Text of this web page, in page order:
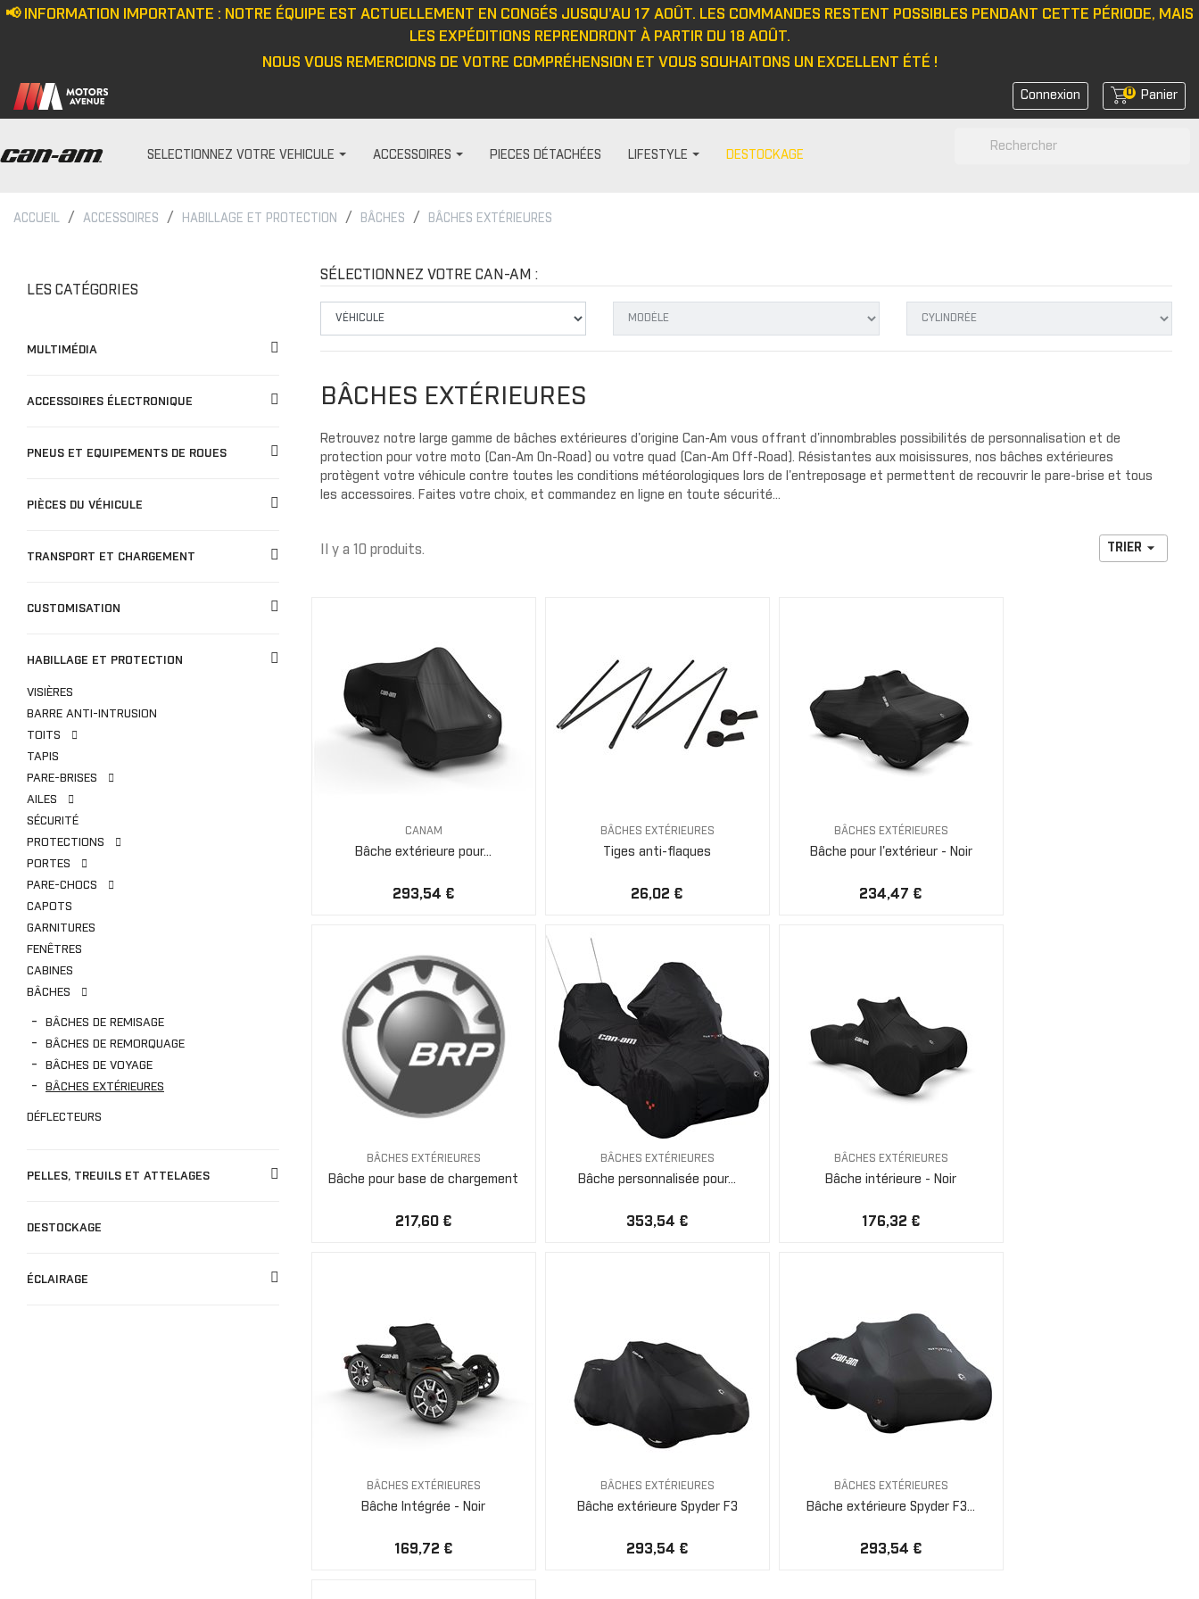
📢 INFORMATION IMPORTANTE : NOTRE ÉQUIPE EST ACTUELLEMENT EN CONGÉS JUSQU'AU 17 AOÛT. LES COMMANDES RESTENT POSSIBLES PENDANT CETTE PÉRIODE, MAIS
LES EXPÉDITIONS REPRENDRONT À PARTIR DU 18 AOÛT.
NOUS VOUS REMERCIONS DE VOTRE COMPRÉHENSION ET VOUS SOUHAITONS UN EXCELLENT ÉTÉ !
Connexion 0 Panier
SELECTIONNEZ VOTRE VEHICULE
COMMANDER
MAVERICK
OUTLANDER
TRAXTER
DS
ACCESSOIRES
Écran anti-vent
Demi pare-brise
Pare-brise
Bâches de remisage
Bâches de remorquage
Bâches de voyage
Doublure de toit
Toits Escamotable
Toits en Aluminium
Visières
Barre anti-intrusion
Fenêtres
AILES
Extension d'ailes
Ailes
Panneaux de portes
Portes sport
Protecteurs de feux
Protecteurs de bras
Plaques de protection
Exo protecteurs
Couvercle de cage
Pare-chocs arrière
HABILLAGE ET PROTECTION
PIECES DÉTACHÉES LIFESTYLE
Casquette/bonnet
Veste
Pantalon
Cagoule/tour de cou
Gants
Pantalon
Haut
Cagoule/tour de cou
Gants
Veste
Pantalon
cou
JUNIOR
Cagoule/tour de cou
DESTOCKAGE
ACCUEIL ACCESSOIRES HABILLAGE ET PROTECTION BÂCHES BÂCHES EXTÉRIEURES
LES CATÉGORIES
MULTIMÉDIA
ACCESSOIRES ÉLECTRONIQUE
PNEUS ET EQUIPEMENTS DE ROUES
PIÈCES DU VÉHICULE
TRANSPORT ET CHARGEMENT
CUSTOMISATION
HABILLAGE ET PROTECTION
VISIÈRES
BARRE ANTI-INTRUSION
TOITS
TAPIS
PARE-BRISES
AILES
SÉCURITÉ
PROTECTIONS
PORTES
PARE-CHOCS
CAPOTS
GARNITURES
FENÊTRES
CABINES
BÂCHES
BÂCHES DE REMISAGE
BÂCHES DE REMORQUAGE
BÂCHES DE VOYAGE
BÂCHES EXTÉRIEURES
DÉFLECTEURS
PELLES, TREUILS ET ATTELAGES
DESTOCKAGE
ÉCLAIRAGE
SÉLECTIONNEZ VOTRE CAN-AM :
BÂCHES EXTÉRIEURES
Retrouvez notre large gamme de bâches extérieures d'origine Can-Am vous offrant d'innombrables possibilités de personnalisation et de
protection pour votre moto (Can-Am On-Road) ou votre quad (Can-Am Off-Road). Résistantes aux moisissures, nos bâches extérieures
protègent votre véhicule contre toutes les conditions météorologiques lors de l'entreposage et permettent de recouvrir le pare-brise et tous
les accessoires. Faites votre choix, et commandez en ligne en toute sécurité...
Il y a 10 produits. TRIER 
CANAM
Bâche extérieure pour...
293,54 €
BÂCHES EXTÉRIEURES
Tiges anti-flaques
26,02 €
BÂCHES EXTÉRIEURES
Bâche pour l'extérieur - Noir
234,47 €
BÂCHES EXTÉRIEURES
Bâche pour base de chargement
217,60 €
BÂCHES EXTÉRIEURES
Bâche personnalisée pour...
353,54 €
BÂCHES EXTÉRIEURES
Bâche intérieure - Noir
176,32 €
BÂCHES EXTÉRIEURES
Bâche Intégrée - Noir
169,72 €
BÂCHES EXTÉRIEURES
Bâche extérieure Spyder F3
293,54 €
BÂCHES EXTÉRIEURES
Bâche extérieure Spyder F3...
293,54 €